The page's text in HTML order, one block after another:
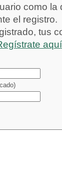
como
el registro.
tus
aquí